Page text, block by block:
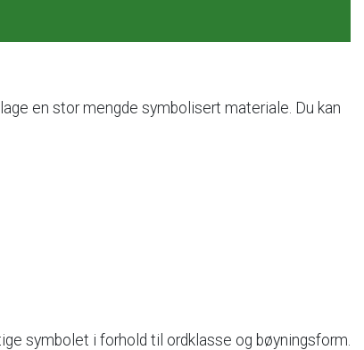
lage en stor mengde symbolisert materiale. Du kan
symbolet i forhold til ordklasse og bøyningsform.